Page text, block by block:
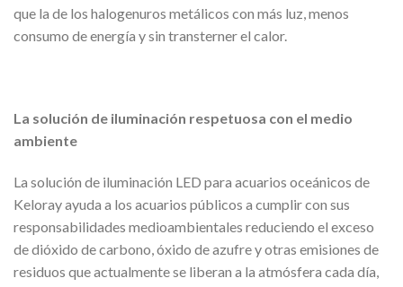
que la de los halogenuros metálicos con más luz, menos
consumo de energía y sin transterner el calor.
La solución de iluminación respetuosa con el medio
ambiente
La solución de iluminación LED para acuarios oceánicos de
Keloray ayuda a los acuarios públicos a cumplir con sus
responsabilidades medioambientales reduciendo el exceso
de dióxido de carbono, óxido de azufre y otras emisiones de
residuos que actualmente se liberan a la atmósfera cada día,